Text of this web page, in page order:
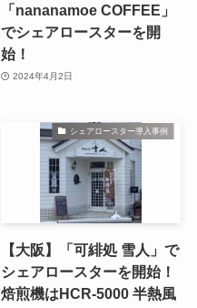
「nananamoe COFFEE」
でシェアロースターを開
始！
2024年4月2日
シェアロースター導入事例
【大阪】「可緋処 雪人」で
シェアロースターを開始！
焙煎機はHCR-5000 半熱風